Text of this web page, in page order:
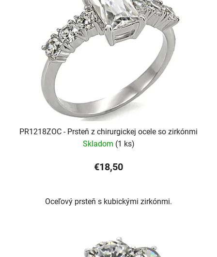
PR1218ZOC - Prsteň z chirurgickej ocele so zirkónmi
Skladom (1 ks)
€18,50
Oceľový prsteň s kubickými zirkónmi.